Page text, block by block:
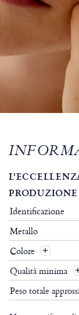
PRODUZIONE
Identificazione
Metallo
Colore
Qualità minima
Peso totale